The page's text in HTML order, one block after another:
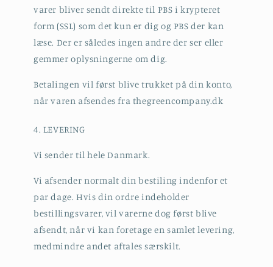
varer bliver sendt direkte til PBS i krypteret
form (SSL) som det kun er dig og PBS der kan
læse. Der er således ingen andre der ser eller
gemmer oplysningerne om dig.
Betalingen vil først blive trukket på din konto,
når varen afsendes fra thegreencompany.dk
4. LEVERING
Vi sender til hele Danmark.
Vi afsender normalt din bestiling indenfor et
par dage. Hvis din ordre indeholder
bestillingsvarer, vil varerne dog først blive
afsendt, når vi kan foretage en samlet levering,
medmindre andet aftales særskilt.